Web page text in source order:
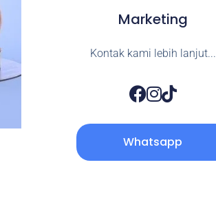
Marketing
Kontak kami lebih lanjut...
Whatsapp